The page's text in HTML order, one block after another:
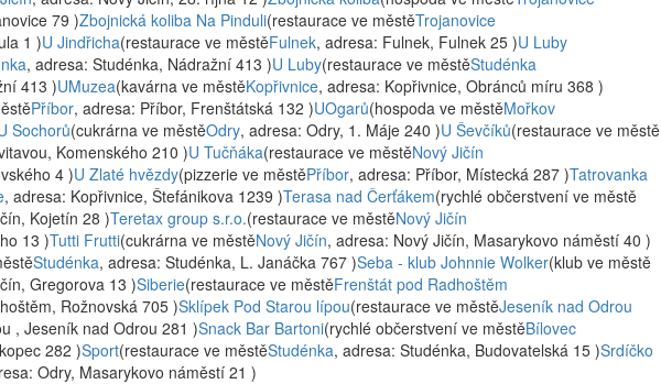
79 )Zbojnická koliba Na Pinduli(restaurace ve městěTrojanovice
1 )U Jindřicha(restaurace ve městěFulnek, adresa: Fulnek, Fulnek 25 )U Luby
, adresa: Studénka, Nádražní 413 )U Luby(restaurace ve městěStudénka
413 )UMuzea(kavárna ve městěKopřivnice, adresa: Kopřivnice, Obránců míru 368 )
Příbor, adresa: Příbor, Frenštátská 132 )UOgarů(hospoda ve městěMořkov
Sochorů(cukrárna ve městěOdry, adresa: Odry, 1. Máje 240 )U Ševčíků(restaurace ve městě
Komenského 210 )U Tučňáka(restaurace ve městěNový Jičín
4 )U Zlaté hvězdy(pizzerie ve městěPříbor, adresa: Příbor, Místecká 287 )Tatrovanka
, adresa: Kopřivnice, Štefánikova 1239 )Terasa nad Čerťákem(rychlé občerstvení ve městě
Kojetín 28 )Teretax group s.r.o.(restaurace ve městěNový Jičín
13 )Tutti Frutti(cukrárna ve městěNový Jičín, adresa: Nový Jičín, Masarykovo náměstí 40 )
Studénka, adresa: Studénka, L. Janáčka 767 )Seba - klub Johnnie Wolker(klub ve městě
Gregorova 13 )Siberie(restaurace ve městěFrenštát pod Radhoštěm
Rožnovská 705 )Sklípek Pod Starou lípou(restaurace ve městěJeseník nad Odrou
, Jeseník nad Odrou 281 )Snack Bar Bartoni(rychlé občerstvení ve městěBílovec
282 )Sport(restaurace ve městěStudénka, adresa: Studénka, Budovatelská 15 )Srdíčko
Odry, Masarykovo náměstí 21 )